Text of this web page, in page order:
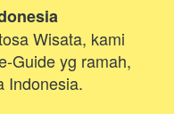
Wisata, kami
Guide yg ramah,
Indonesia.